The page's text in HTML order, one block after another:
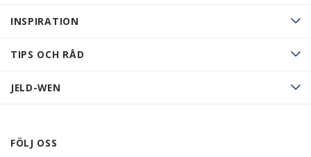
INSPIRATION
TIPS OCH RÅD
JELD-WEN
FÖLJ OSS